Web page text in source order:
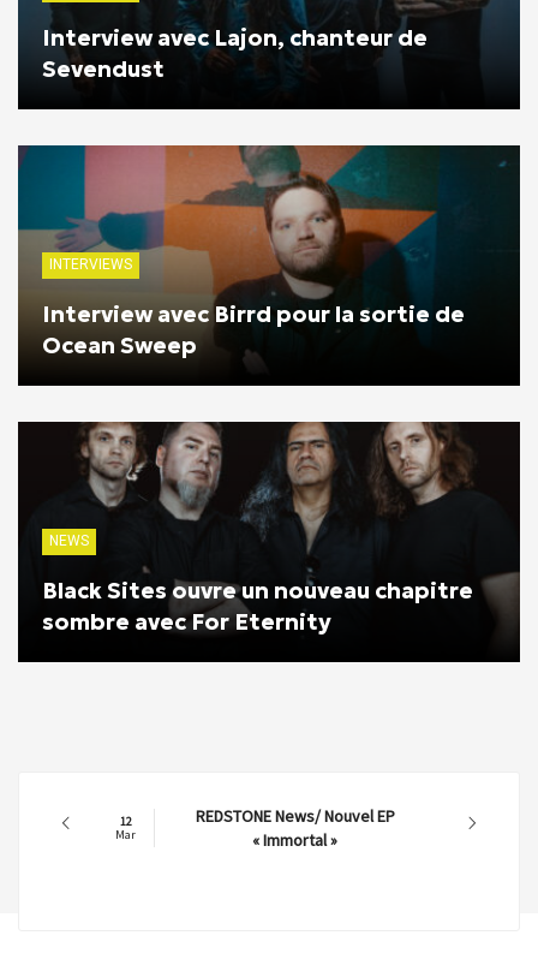
Interview avec Lajon, chanteur de
Sevendust
INTERVIEWS
Interview avec Birrd pour la sortie de
Ocean Sweep
NEWS
Black Sites ouvre un nouveau chapitre
sombre avec For Eternity
12
Mar
REDSTONE News/ Nouvel EP
« Immortal »